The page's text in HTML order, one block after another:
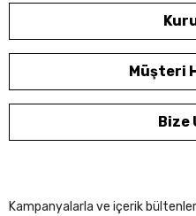
Müşteri
Bize
Kampanyalarla ve içerik